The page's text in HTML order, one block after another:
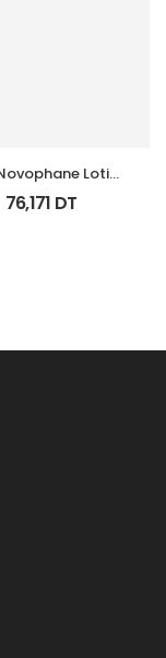
Lotion
100Ml
76,171 DT